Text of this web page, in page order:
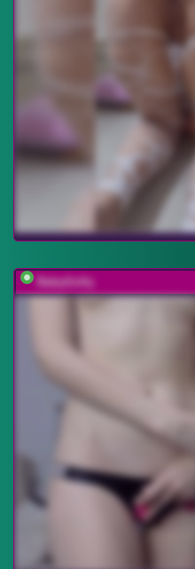
BabyGolly